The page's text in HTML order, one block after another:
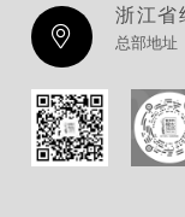
浙江省
总部地址